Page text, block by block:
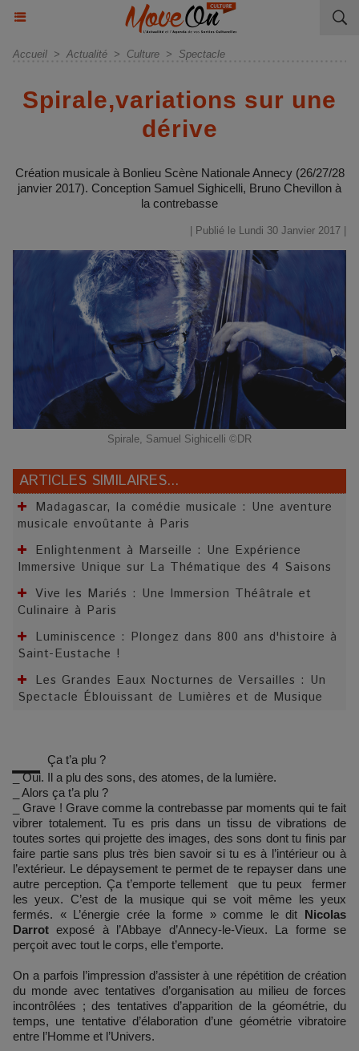
Accueil > Actualité > Culture > Spectacle
Spirale,variations sur une
dérive
Création musicale à Bonlieu Scène Nationale Annecy (26/27/28
janvier 2017). Conception Samuel Sighicelli, Bruno Chevillon à
la contrebasse
| Publié le Lundi 30 Janvier 2017 |
Spirale, Samuel Sighicelli ©DR
ARTICLES SIMILAIRES...
Madagascar, la comédie musicale : Une aventure
musicale envoûtante à Paris
Enlightenment à Marseille : Une Expérience
Immersive Unique sur La Thématique des 4 Saisons
Vive les Mariés : Une Immersion Théâtrale et
Culinaire à Paris
Luminiscence : Plongez dans 800 ans d'histoire à
Saint-Eustache !
Les Grandes Eaux Nocturnes de Versailles : Un
Spectacle Éblouissant de Lumières et de Musique
Ça t’a plu ?
_ Oui. Il a plu des sons, des atomes, de la lumière.
_ Alors ça t’a plu ?
_ Grave ! Grave comme la contrebasse par moments qui te fait
vibrer totalement. Tu es pris dans un tissu de vibrations de
toutes sortes qui projette des images, des sons dont tu finis par
faire partie sans plus très bien savoir si tu es à l’intérieur ou à
l’extérieur. Le dépaysement te permet de te repayser dans une
autre perception. Ça t’emporte tellement que tu peux fermer
les yeux. C’est de la musique qui se voit même les yeux
fermés. « L’énergie crée la forme » comme le dit Nicolas
Darrot exposé à l’Abbaye d’Annecy-le-Vieux. La forme se
perçoit avec tout le corps, elle t’emporte.
On a parfois l’impression d’assister à une répétition de création
du monde avec tentatives d’organisation au milieu de forces
incontrôlées ; des tentatives d’apparition de la géométrie, du
temps, une tentative d’élaboration d’une géométrie vibratoire
entre l’Homme et l’Univers.